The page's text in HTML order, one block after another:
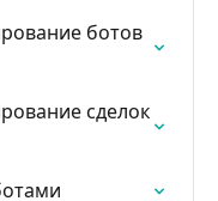
ботов
сделок